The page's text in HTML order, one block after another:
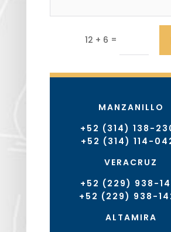
12 + 6 =
MANZANILLO
+52 (314) 138-
+52 (314) 114-
VERACRUZ
+52 (229) 938-
+52 (229) 938-
ALTAMIRA